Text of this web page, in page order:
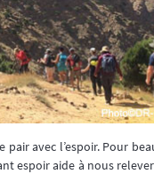
avec l’espoir. Pour
espoir aide à nous